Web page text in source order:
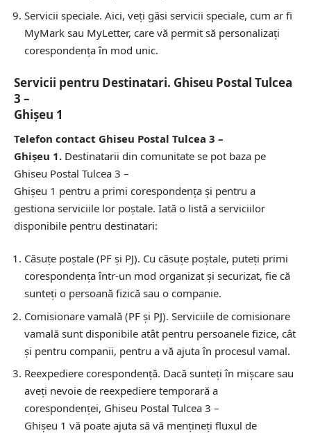
Servicii speciale. Aici, veți găsi servicii speciale, cum ar fi
MyMark sau MyLetter, care vă permit să personalizați
corespondența în mod unic.
Servicii pentru Destinatari. Ghiseu Postal Tulcea
3 –
Ghişeu 1
Telefon contact Ghiseu Postal Tulcea 3 –
Ghişeu 1. Destinatarii din comunitate se pot baza pe
Ghiseu Postal Tulcea 3 –
Ghişeu 1 pentru a primi corespondența și pentru a
gestiona serviciile lor poștale. Iată o listă a serviciilor
disponibile pentru destinatari:
Căsuțe poștale (PF și PJ). Cu căsuțe poștale, puteți primi
corespondența într-un mod organizat și securizat, fie că
sunteți o persoană fizică sau o companie.
Comisionare vamală (PF și PJ). Serviciile de comisionare
vamală sunt disponibile atât pentru persoanele fizice, cât
și pentru companii, pentru a vă ajuta în procesul vamal.
Reexpediere corespondență. Dacă sunteți în mișcare sau
aveți nevoie de reexpediere temporară a
corespondenței, Ghiseu Postal Tulcea 3 –
Ghişeu 1 vă poate ajuta să vă mențineți fluxul de